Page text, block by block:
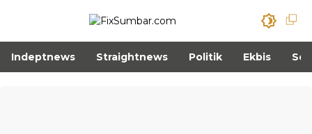
Indeptnews Straightnews Politik Ekbis